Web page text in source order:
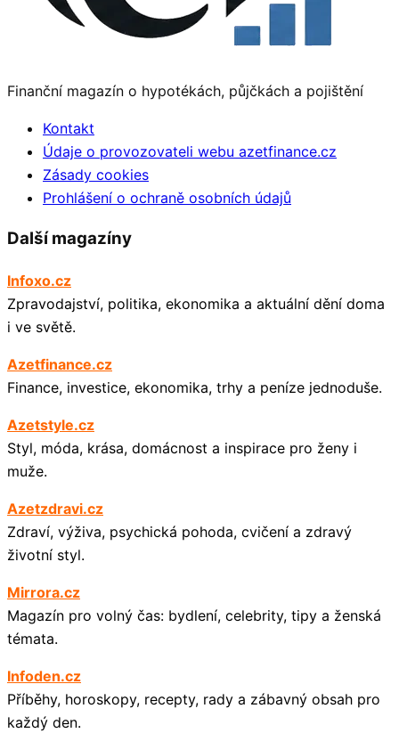
Finanční magazín o hypotékách, půjčkách a pojištění
Kontakt
Údaje o provozovateli webu azetfinance.cz
Zásady cookies
Prohlášení o ochraně osobních údajů
Další magazíny
Infoxo.cz
Zpravodajství, politika, ekonomika a aktuální dění doma
i ve světě.
Azetfinance.cz
Finance, investice, ekonomika, trhy a peníze jednoduše.
Azetstyle.cz
Styl, móda, krása, domácnost a inspirace pro ženy i
muže.
Azetzdravi.cz
Zdraví, výživa, psychická pohoda, cvičení a zdravý
životní styl.
Mirrora.cz
Magazín pro volný čas: bydlení, celebrity, tipy a ženská
témata.
Infoden.cz
Příběhy, horoskopy, recepty, rady a zábavný obsah pro
každý den.